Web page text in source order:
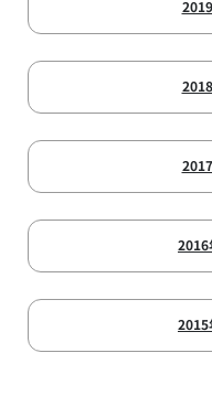
2016
2015